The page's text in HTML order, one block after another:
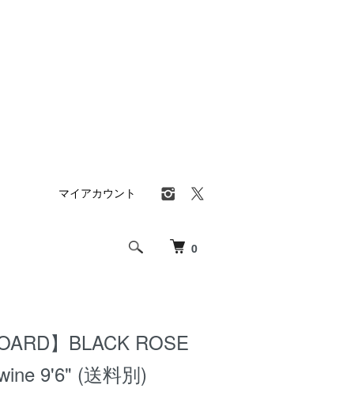
0
マイアカウント
】BLACK ROSE
9'6" (送料別)